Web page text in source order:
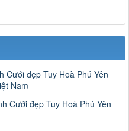
Cưới đẹp Tuy Hoà Phú Yên
Nam
Cưới đẹp Tuy Hoà Phú Yên